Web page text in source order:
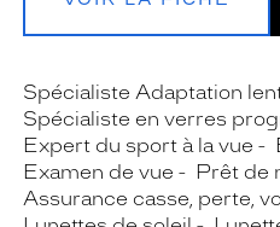
Spécialiste Adaptation
Spécialiste en verres
Expert du sport à la vue
Examen de vue
Prêt de
Assurance casse, perte,